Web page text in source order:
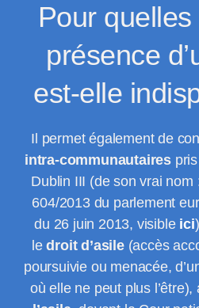
Pour
présence
est-elle
Il permet également de
intra-communautaires
Dublin III (de son vrai nom
604/2013 du parlement
du 26 juin 2013, visible ici
ledroit d’asile(accès
poursuivie ou menacée,
où elle ne peut plus l’être),